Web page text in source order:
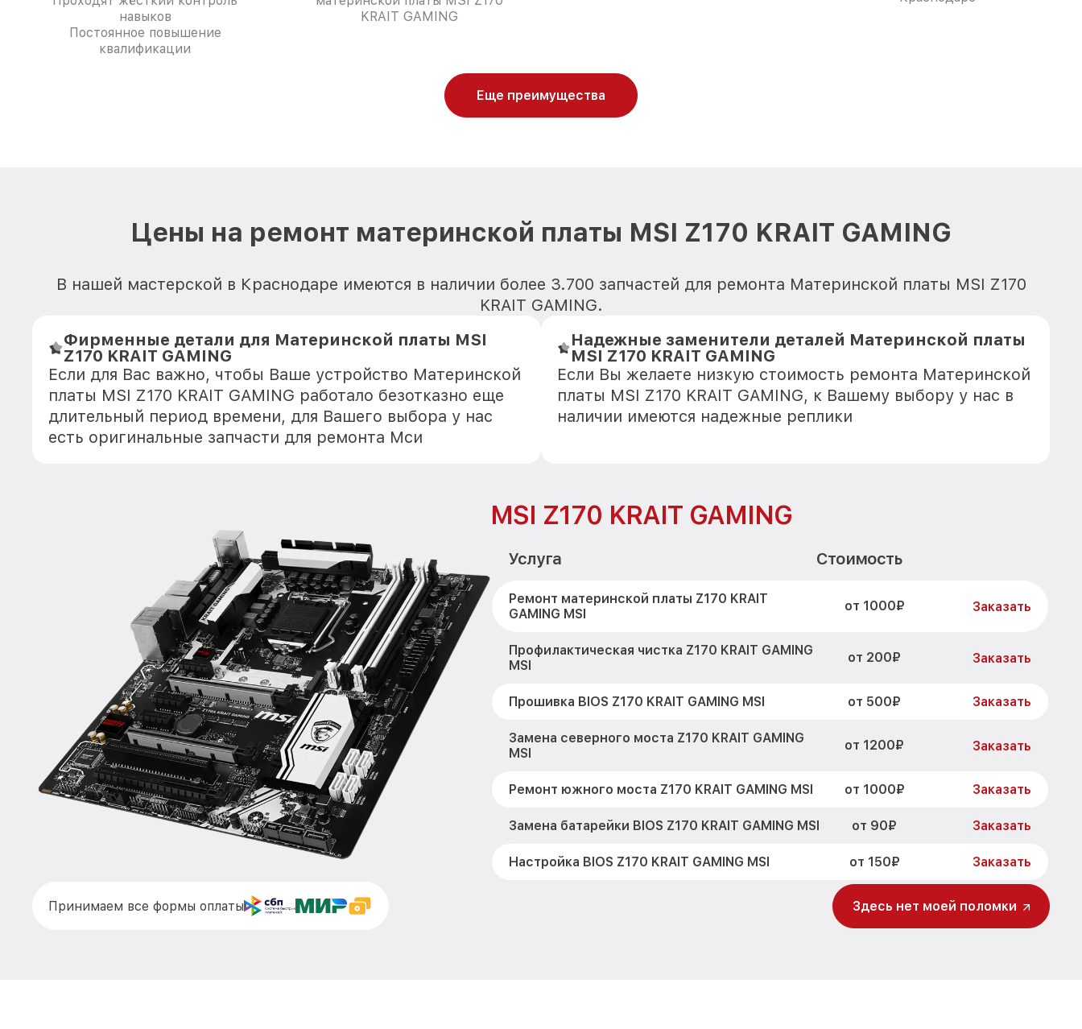
навыков
Постоянное повышение
квалификации
KRAIT GAMING
Еще преимущества
Цены на ремонт материнской платы MSI Z170 KRAIT GAMING
В нашей мастерской в Краснодаре имеются в наличии более 3.700 запчастей для ремонта Материнской платы MSI Z170
KRAIT GAMING.
Фирменные детали для Материнской платы MSI
Z170 KRAIT GAMING
Если для Вас важно, чтобы Ваше устройство Материнской
платы MSI Z170 KRAIT GAMING работало безотказно еще
длительный период времени, для Вашего выбора у нас
есть оригинальные запчасти для ремонта Мси
Надежные заменители деталей Материнской платы
MSI Z170 KRAIT GAMING
Если Вы желаете низкую стоимость ремонта Материнской
платы MSI Z170 KRAIT GAMING, к Вашему выбору у нас в
наличии имеются надежные реплики
MSI Z170 KRAIT GAMING
Услуга Стоимость
Ремонт материнской платы Z170 KRAIT
GAMING MSI
от 1000₽ Заказать
Профилактическая чистка Z170 KRAIT GAMING
MSI
от 200₽ Заказать
Прошивка BIOS Z170 KRAIT GAMING MSI от 500₽ Заказать
Замена северного моста Z170 KRAIT GAMING
MSI
от 1200₽ Заказать
Ремонт южного моста Z170 KRAIT GAMING MSI от 1000₽ Заказать
Замена батарейки BIOS Z170 KRAIT GAMING MSI от 90₽ Заказать
Настройка BIOS Z170 KRAIT GAMING MSI от 150₽ Заказать
Принимаем все формы оплаты Здесь нет моей поломки